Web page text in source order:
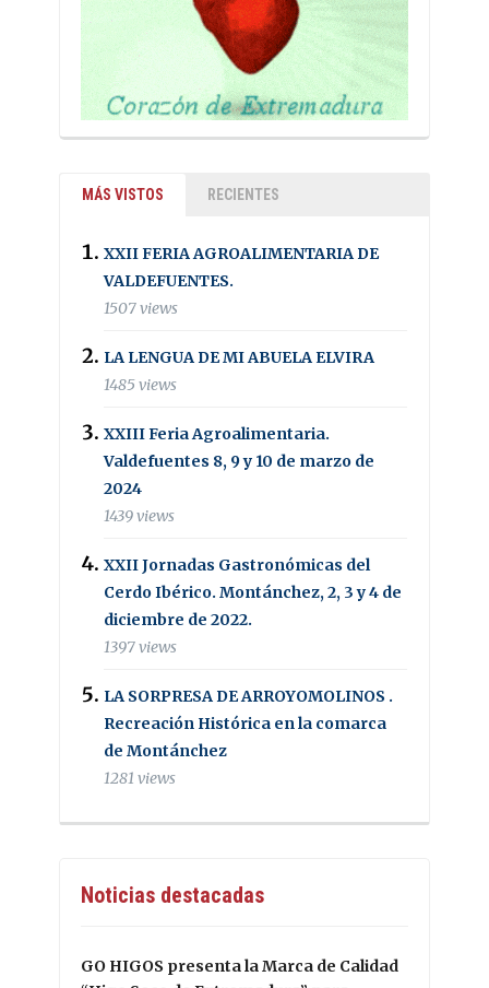
MÁS VISTOS RECIENTES
XXII FERIA AGROALIMENTARIA DE
VALDEFUENTES.
1507 views
LA LENGUA DE MI ABUELA ELVIRA
1485 views
XXIII Feria Agroalimentaria.
Valdefuentes 8, 9 y 10 de marzo de
2024
1439 views
XXII Jornadas Gastronómicas del
Cerdo Ibérico. Montánchez, 2, 3 y 4 de
diciembre de 2022.
1397 views
LA SORPRESA DE ARROYOMOLINOS .
Recreación Histórica en la comarca
de Montánchez
1281 views
Noticias destacadas
GO HIGOS presenta la Marca de Calidad